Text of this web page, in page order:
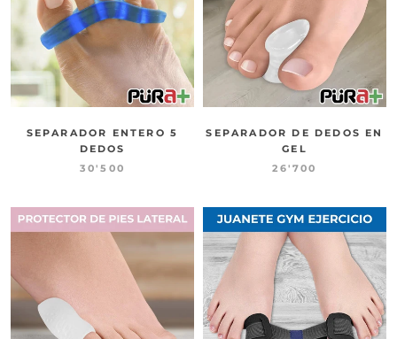
SEPARADOR ENTERO 5
DEDOS
30'500
SEPARADOR DE DEDOS EN
GEL
26'700